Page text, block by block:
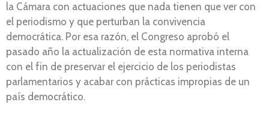
la Cámara con actuaciones que nada tienen que ver con
el periodismo y que perturban la convivencia
democrática. Por esa razón, el Congreso aprobó el
pasado año la actualización de esta normativa interna
con el fin de preservar el ejercicio de los periodistas
parlamentarios y acabar con prácticas impropias de un
país democrático.